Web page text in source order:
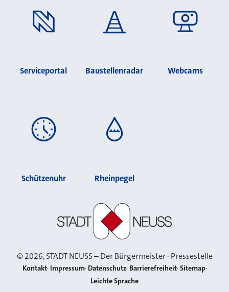
Serviceportal Baustellenradar Webcams
Schützenuhr Rheinpegel
©2026, STADT NEUSS – Der Bürgermeister · Pressestelle
Kontakt Impressum Datenschutz Barrierefreiheit Sitemap
Leichte Sprache